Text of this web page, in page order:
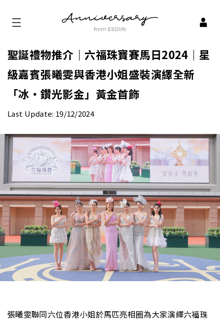
聖誕禮物推介｜六福珠寶賽馬日2024｜星
級嘉賓張曦雯與香港小姐盛裝演繹全新
「冰‧鑽光影金」黃金首飾
Last Update: 19/12/2024
張曦雯聯同六位香港小姐於馬匹亮相圈為大家演繹六福珠